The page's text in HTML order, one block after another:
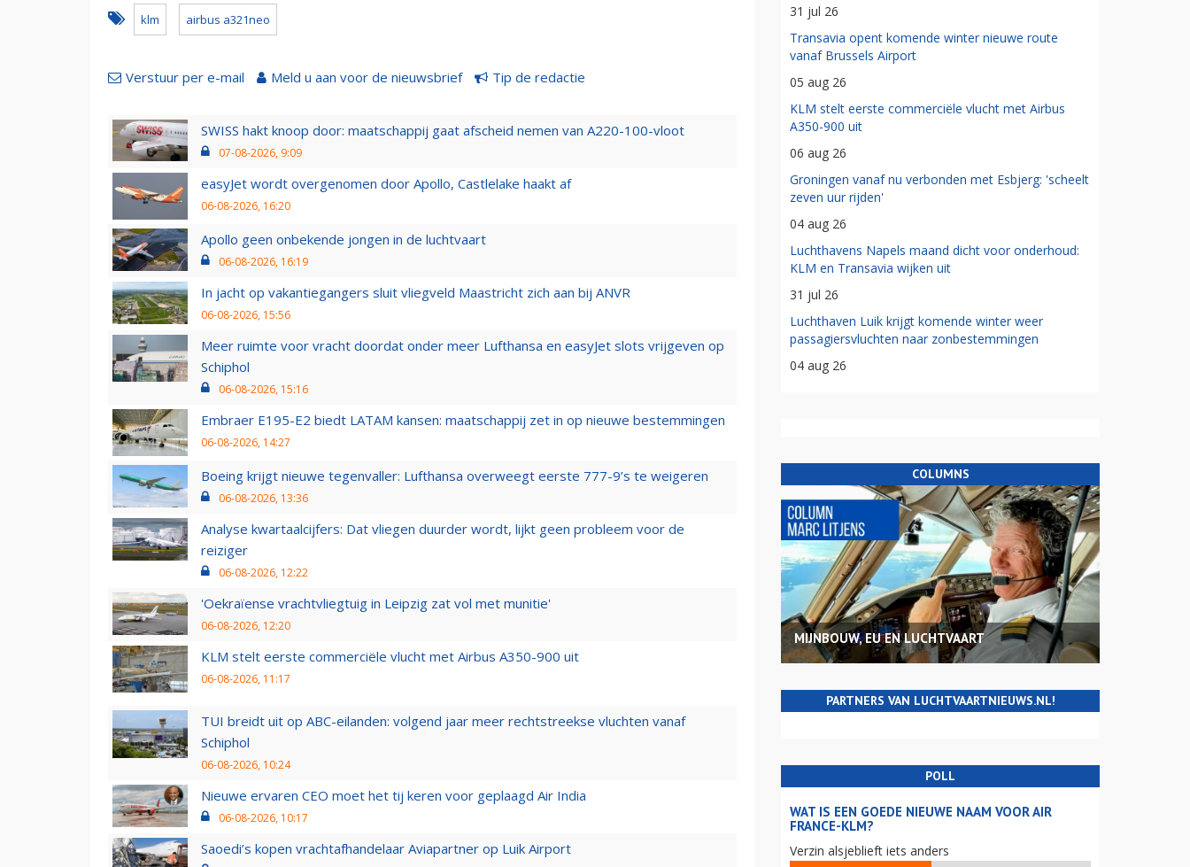
klm airbus a321neo
Verstuur per e-mail Meld u aan voor de nieuwsbrief Tip de redactie
SWISS hakt knoop door: maatschappij gaat afscheid nemen van A220-100-vloot
07-08-2026, 9:09
easyJet wordt overgenomen door Apollo, Castlelake haakt af
06-08-2026, 16:20
Apollo geen onbekende jongen in de luchtvaart
06-08-2026, 16:19
In jacht op vakantiegangers sluit vliegveld Maastricht zich aan bij ANVR
06-08-2026, 15:56
Meer ruimte voor vracht doordat onder meer Lufthansa en easyJet slots vrijgeven op
Schiphol
06-08-2026, 15:16
Embraer E195-E2 biedt LATAM kansen: maatschappij zet in op nieuwe bestemmingen
06-08-2026, 14:27
Boeing krijgt nieuwe tegenvaller: Lufthansa overweegt eerste 777-9’s te weigeren
06-08-2026, 13:36
Analyse kwartaalcijfers: Dat vliegen duurder wordt, lijkt geen probleem voor de
reiziger
06-08-2026, 12:22
'Oekraïense vrachtvliegtuig in Leipzig zat vol met munitie'
06-08-2026, 12:20
KLM stelt eerste commerciële vlucht met Airbus A350-900 uit
06-08-2026, 11:17
TUI breidt uit op ABC-eilanden: volgend jaar meer rechtstreekse vluchten vanaf
Schiphol
06-08-2026, 10:24
Nieuwe ervaren CEO moet het tij keren voor geplaagd Air India
06-08-2026, 10:17
Saoedi’s kopen vrachtafhandelaar Aviapartner op Luik Airport
31 jul 26
Transavia opent komende winter nieuwe route
vanaf Brussels Airport
05 aug 26
KLM stelt eerste commerciële vlucht met Airbus
A350-900 uit
06 aug 26
Groningen vanaf nu verbonden met Esbjerg: 'scheelt
zeven uur rijden'
04 aug 26
Luchthavens Napels maand dicht voor onderhoud:
KLM en Transavia wijken uit
31 jul 26
Luchthaven Luik krijgt komende winter weer
passagiersvluchten naar zonbestemmingen
04 aug 26
COLUMNS
MIJNBOUW, EU EN LUCHTVAART
PARTNERS VAN LUCHTVAARTNIEUWS.NL!
POLL
WAT IS EEN GOEDE NIEUWE NAAM VOOR AIR
FRANCE-KLM?
Verzin alsjeblieft iets anders